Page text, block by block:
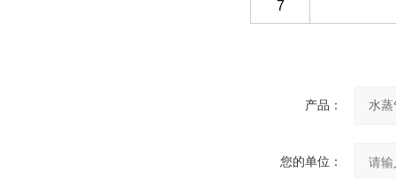
7
产品：
您的单位：